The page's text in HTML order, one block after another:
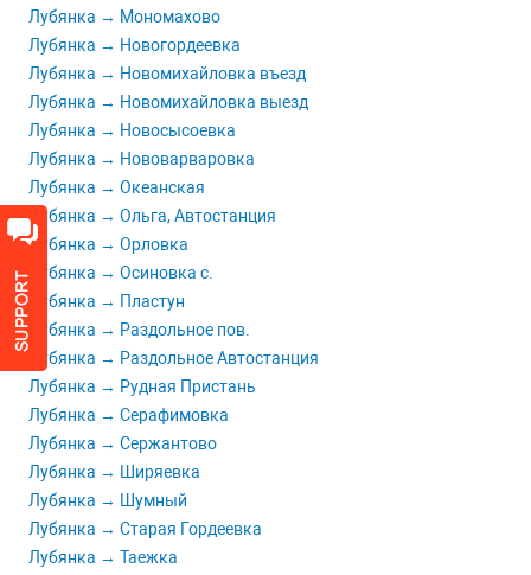
Лубянка → Мономахово
Лубянка → Новогордеевка
Лубянка → Новомихайловка въезд
Лубянка → Новомихайловка выезд
Лубянка → Новосысоевка
Лубянка → Нововарваровка
Лубянка → Океанская
Лубянка → Ольга, Автостанция
Лубянка → Орловка
Лубянка → Осиновка с.
Лубянка → Пластун
Лубянка → Раздольное пов.
Лубянка → Раздольное Автостанция
Лубянка → Рудная Пристань
Лубянка → Серафимовка
Лубянка → Сержантово
Лубянка → Ширяевка
Лубянка → Шумный
Лубянка → Старая Гордеевка
Лубянка → Таежка